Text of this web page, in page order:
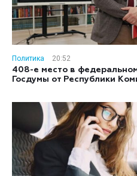
Политика
20:52
408-е место в
Госдумы от Республики